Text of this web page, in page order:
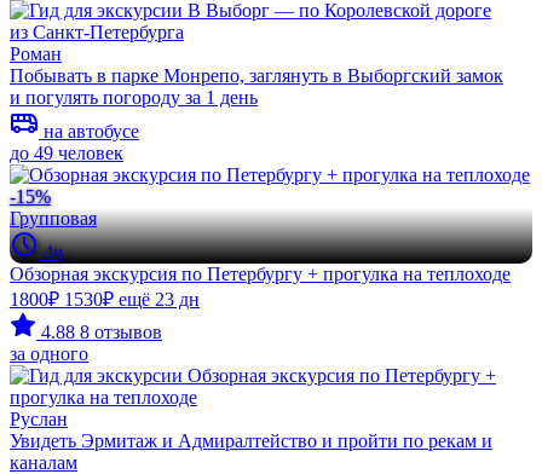
Роман
Побывать в парке Монрепо, заглянуть в Выборгский замок
и погулять погороду за 1 день
на автобусе
до 49 человек
-15%
Групповая
4ч
Обзорная экскурсия по Петербургу + прогулка на теплоходе
1800₽ 1530₽ ещё 23 дн
4.88 8 отзывов
за одного
Руслан
Увидеть Эрмитаж и Адмиралтейство и пройти по рекам и
каналам